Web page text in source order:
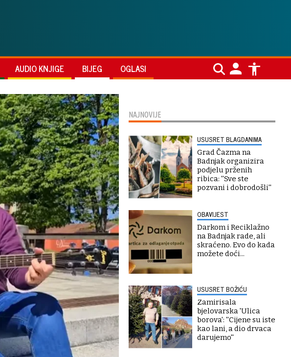
AUDIO KNJIGE BIJEG OGLASI
NAJNOVIJE
USUSRET BLAGDANIMA
Grad Čazma na
Badnjak organizira
podjelu prženih
ribica: ''Sve ste
pozvani i dobrodošli''
OBAVIJEST
Darkom i Reciklažno
na Badnjak rade, ali
skraćeno. Evo do kada
možete doći...
USUSRET BOŽIĆU
Zamirisala
bjelovarska 'Ulica
borova': ''Cijene su iste
kao lani, a dio drvaca
darujemo''